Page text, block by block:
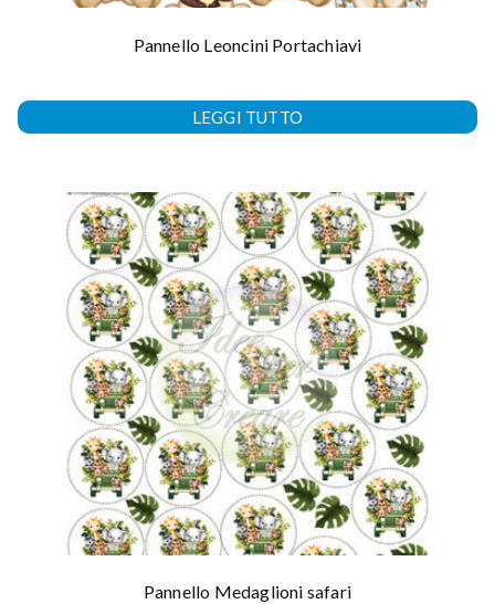
Pannello Leoncini Portachiavi
LEGGI TUTTO
Pannello Medaglioni safari